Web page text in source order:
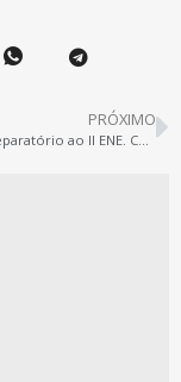
PRÓXIMO
Encontro preparatório ao II ENE. Confira a programação